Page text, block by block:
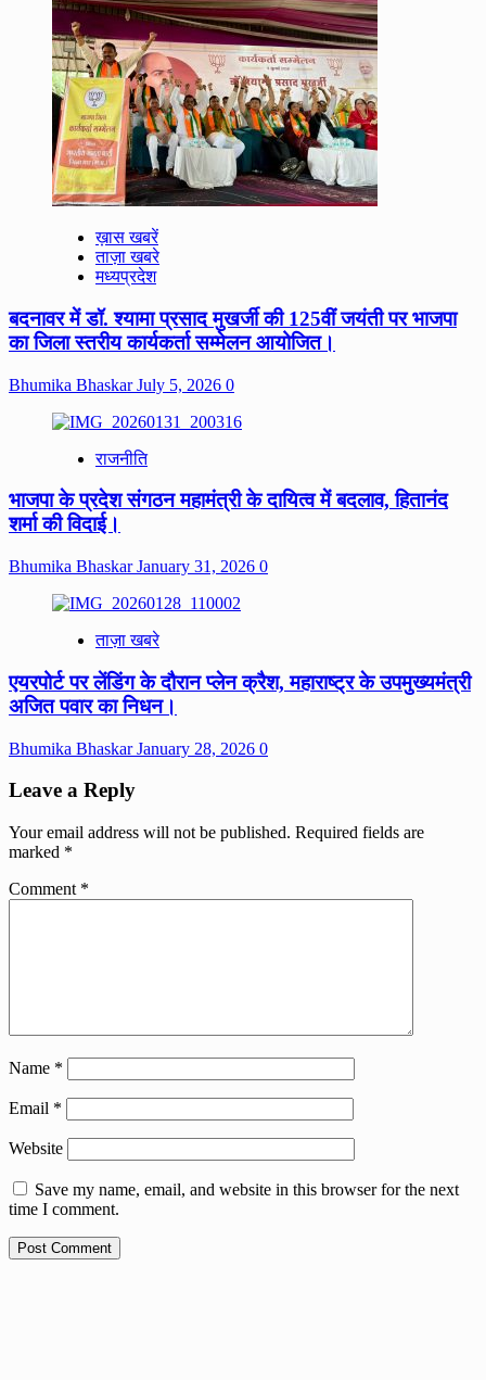
ख़ास खबरें
ताज़ा खबरे
मध्यप्रदेश
बदनावर में डॉ. श्यामा प्रसाद मुखर्जी की 125वीं जयंती पर भाजपा
का जिला स्तरीय कार्यकर्ता सम्मेलन आयोजित।
Bhumika BhaskarJuly 5, 2026 0
राजनीति
भाजपा के प्रदेश संगठन महामंत्री के दायित्व में बदलाव, हितानंद
शर्मा की विदाई।
Bhumika BhaskarJanuary 31, 2026 0
ताज़ा खबरे
एयरपोर्ट पर लेंडिंग के दौरान प्लेन क्रैश, महाराष्ट्र के उपमुख्यमंत्री
अजित पवार का निधन।
Bhumika BhaskarJanuary 28, 2026 0
Leave a Reply
Your email address will not be published. Required fields are
marked *
Comment *
Name *
Email *
Website
Save my name, email, and website in this browser for the next
time I comment.